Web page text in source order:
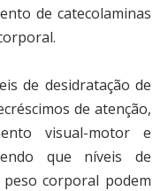
de catecolaminas
de desidratação de
de atenção,
visual-motor e
que níveis de
corporal podem